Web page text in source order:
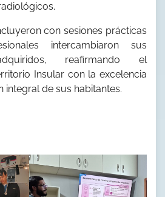
con sesiones prácticas
intercambiaron sus
reafirmando el
Insular con la excelencia
integral de sus habitantes.